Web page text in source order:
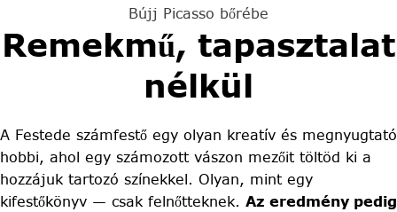
Bújj Picasso bőrébe
Remekmű, tapasztalat
nélkül
A Festede számfestő egy olyan kreatív és megnyugtató
hobbi, ahol egy számozott vászon mezőit töltöd ki a
hozzájuk tartozó színekkel. Olyan, mint egy
kifestőkönyv — csak felnőtteknek. Az eredmény pedig